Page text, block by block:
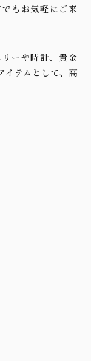
もお気軽にご来
ーや時計、貴金
イテムとして、高